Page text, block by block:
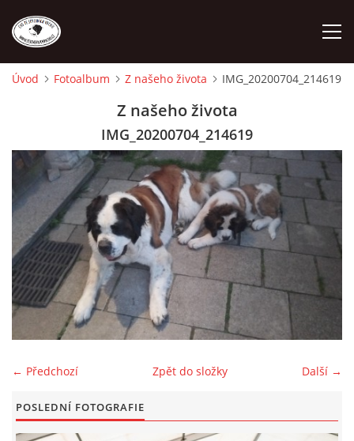
STANDARD
FENY
ŠTĚŇATA
VÝSTAVNÍ ÚSPĚCHY NAŠÍ CHS
ODKAZY
Úvod Fotoalbum Z našeho života IMG_20200704_214619
Z našeho života
IMG_20200704_214619
← Předchozí Další →
Zpět do složky
POSLEDNÍ FOTOGRAFIE